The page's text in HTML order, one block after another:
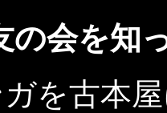
の会を知
を古本